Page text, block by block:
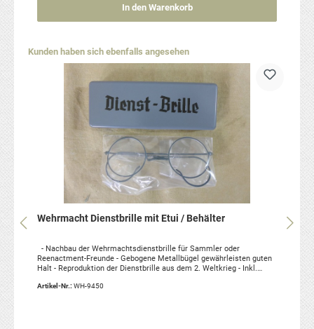
In den Warenkorb
Produktgalerie überspringen
Kunden haben sich ebenfalls angesehen
Wehrmacht Dienstbrille mit Etui / Behälter
- Nachbau der Wehrmachtsdienstbrille für Sammler oder
Reenactment-Freunde - Gebogene Metallbügel gewährleisten guten
Halt - Reproduktion der Dienstbrille aus dem 2. Weltkrieg - Inkl.
(Einheitsgröße) - Keine direkte Sehhilfe aber auch für Brillenträger
Artikel-Nr.: WH-9450